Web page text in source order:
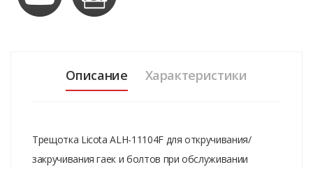
Описание Характеристики
Трещотка Licota ALH-11104F для откручивания/
закручивания гаек и болтов при обслуживании